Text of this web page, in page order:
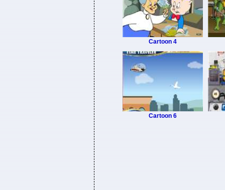
Cartoon 4
Cartoon 6